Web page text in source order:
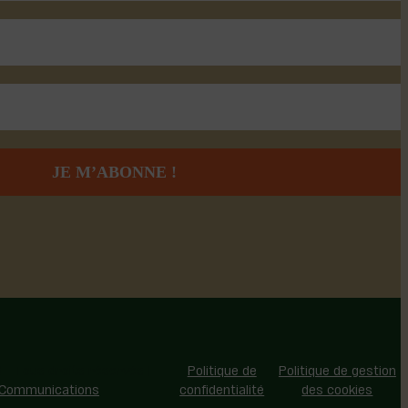
Politique de
confidentialité
Politique de gestion
des cookies